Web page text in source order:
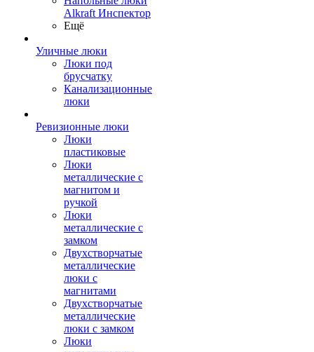
Alkraft Инспектор
Ещё
Уличные люки
Люки под
брусчатку
Канализационные
люки
Ревизионные люки
Люки
пластиковые
Люки
металлические с
магнитом и
ручкой
Люки
металлические с
замком
Двухстворчатые
металлические
люки с
магнитами
Двухстворчатые
металлические
люки с замком
Люки